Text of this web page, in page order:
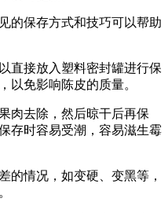
的保存方式和技巧可以帮助
直接放入塑料密封罐进行保
以免影响陈皮的质量。
肉去除，然后晾干后再保
存时容易受潮，容易滋生霉
的情况，如变硬、变黑等，